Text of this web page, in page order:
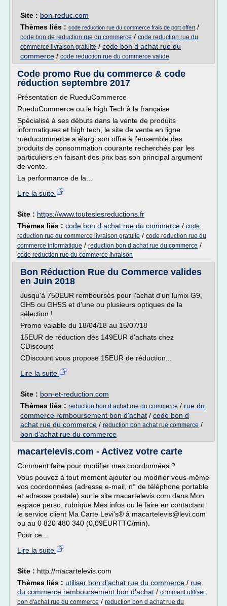
Site : bon-reduc.com
Thèmes liés : code reduction rue du commerce frais de port offert /
code bon de reduction rue du commerce / code reduction rue du
commerce livraison gratuite / code bon d achat rue du
commerce / code reduction rue du commerce valide
Code promo Rue du commerce & code
réduction septembre 2017
Présentation de RueduCommerce
RueduCommerce ou le high Tech à la française
Spécialisé à ses débuts dans la vente de produits
informatiques et high tech, le site de vente en ligne
rueducommerce a élargi son offre à l'ensemble des
produits de consommation courante recherchés par les
particuliers en faisant des prix bas son principal argument
de vente.
La performance de la...
Lire la suite
Site : https://www.touteslesreductions.fr
Thèmes liés : code bon d achat rue du commerce / code
reduction rue du commerce livraison gratuite / code reduction rue du
commerce informatique / reduction bon d achat rue du commerce /
code reduction rue du commerce livraison
Bon Réduction Rue du Commerce valides
en Juin 2018
Jusqu'à 750EUR remboursés pour l'achat d'un lumix G9,
GH5 ou GH5S et d'une ou plusieurs optiques de la
sélection !
Promo valable du 18/04/18 au 15/07/18
15EUR de réduction dès 149EUR d'achats chez
CDiscount
CDiscount vous propose 15EUR de réduction...
Lire la suite
Site : bon-et-reduction.com
Thèmes liés : reduction bon d achat rue du commerce / rue du
commerce remboursement bon d'achat / code bon d
achat rue du commerce / reduction bon achat rue commerce /
bon d'achat rue du commerce
macartelevis.com - Activez votre carte
Comment faire pour modifier mes coordonnées ?
Vous pouvez à tout moment ajouter ou modifier vous-même
vos coordonnées (adresse e-mail, n° de téléphone portable
et adresse postale) sur le site macartelevis.com dans Mon
espace perso, rubrique Mes infos ou le faire en contactant
le service client Ma Carte Levi's® à macartelevis@levi.com
ou au 0 820 480 340 (0,09EURTTC/min).
Pour ce...
Lire la suite
Site : http://macartelevis.com
Thèmes liés : utiliser bon d'achat rue du commerce / rue
du commerce remboursement bon d'achat / comment utiliser
bon d'achat rue du commerce / reduction bon d achat rue du